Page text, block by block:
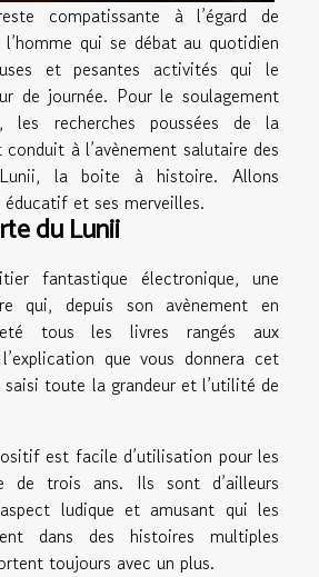
compatissante à l’égard de
qui se débat au quotidien
et pesantes activités qui le
de journée. Pour le soulagement
les recherches poussées de la
à l’avènement salutaire des
la boite à histoire. Allons
et ses merveilles.
du Lunii
fantastique électronique, une
qui, depuis son avènement en
tous les livres rangés aux
l’explication que vous donnera cet
toute la grandeur et l’utilité de
est facile d’utilisation pour les
de trois ans. Ils sont d’ailleurs
ludique et amusant qui les
dans des histoires multiples
toujours avec un plus.